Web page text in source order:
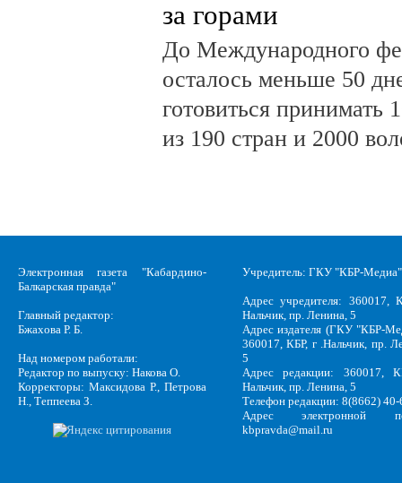
за горами
До Международного
осталось меньше 50
готовиться принимать
из 190 стран и 2000
Электронная газета "Кабардино-
Балкарская правда"
Главный редактор:
Бжахова Р. Б.
Над номером работали:
Редактор по выпуску: Накова О.
Корректоры: Максидова Р., Петрова
Н., Теппеева З.
Учредитель: ГКУ "КБР-Медиа"
Адрес учредителя: 360017,
Нальчик, пр. Ленина, 5
Адрес издателя (ГКУ "КБР-
360017, КБР, г .Нальчик, пр.
5
Адрес редакции: 360017,
Нальчик, пр. Ленина, 5
Телефон редакции: 8(8662)
Адрес электронной
kbpravda@mail.ru